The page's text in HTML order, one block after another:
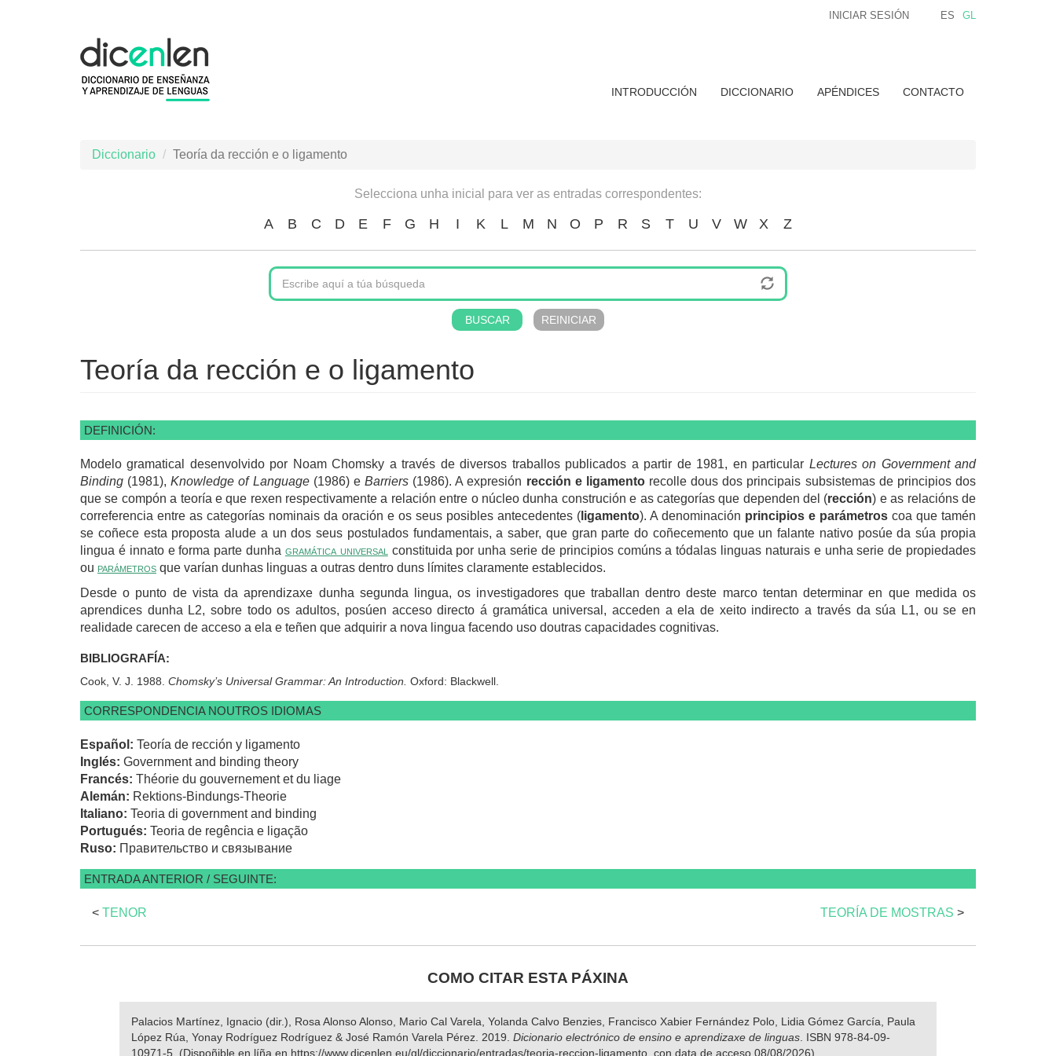
ES GL
INICIAR SESIÓN
INTRODUCCIÓN DICCIONARIO APÉNDICES CONTACTO
Diccionario Teoría da rección e o ligamento
Selecciona unha inicial para ver as entradas correspondentes:
A B C D E F G H I K L M N O P R S T U V W X Z
Teoría da rección e o ligamento
DEFINICIÓN:
Modelo gramatical desenvolvido por Noam Chomsky a través de diversos traballos publicados a partir de 1981, en particular Lectures on Government and
Binding (1981),Knowledge of Language(1986) eBarriers (1986). A expresión rección e ligamentorecolle dous dos principais subsistemas de principios dos
que se compón a teoría e que rexen respectivamente a relación entre o núcleo dunha construción e as categorías que dependen del (rección) e as relacións de
correferencia entre as categorías nominais da oración e os seus posibles antecedentes ( ligamento). A denominación principios e parámetros coa que tamén
se coñece esta proposta alude a un dos seus postulados fundamentais, a saber, que gran parte do coñecemento que un falante nativo posúe da súa propia
lingua é innato e forma parte dunha gramática universal constituida por unha serie de principios comúns a tódalas linguas naturais e unha serie de propiedades
ou parámetros que varían dunhas linguas a outras dentro duns límites claramente establecidos.
Desde o punto de vista da aprendizaxe dunha segunda lingua, os investigadores que traballan dentro deste marco tentan determinar en que medida os
aprendices dunha L2, sobre todo os adultos, posúen acceso directo á gramática universal, acceden a ela de xeito indirecto a través da súa L1, ou se en
realidade carecen de acceso a ela e teñen que adquirir a nova lingua facendo uso doutras capacidades cognitivas.
BIBLIOGRAFÍA:
Cook, V. J. 1988. Chomsky’s Universal Grammar: An Introduction. Oxford: Blackwell.
CORRESPONDENCIA NOUTROS IDIOMAS
Español: Teoría de rección y ligamento
Inglés: Government and binding theory
Francés: Théorie du gouvernement et du liage
Alemán: Rektions-Bindungs-Theorie
Italiano: Teoria di government and binding
Portugués: Teoria de regência e ligação
Ruso: Правительство и связывание
ENTRADA ANTERIOR / SEGUINTE:
< TENOR TEORÍA DE MOSTRAS >
COMO CITAR ESTA PÁXINA
Palacios Martínez, Ignacio (dir.), Rosa Alonso Alonso, Mario Cal Varela, Yolanda Calvo Benzies, Francisco Xabier Fernández Polo, Lidia Gómez García, Paula
López Rúa, Yonay Rodríguez Rodríguez & José Ramón Varela Pérez. 2019. Dicionario electrónico de ensino e aprendizaxe de linguas . ISBN 978-84-09-
10971-5. (Dispoñible en líña en https://www.dicenlen.eu/gl/diccionario/entradas/teoria-reccion-ligamento, con data de acceso 08/08/2026).